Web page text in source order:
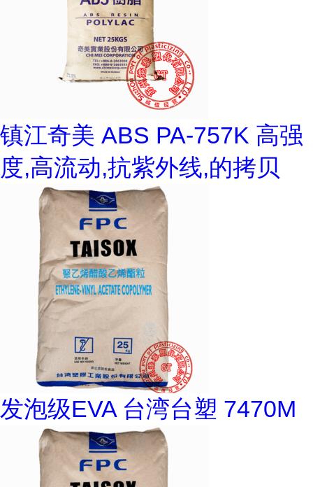
镇江奇美 ABS PA-757K 高强
度,高流动,抗紫外线,的拷贝
发泡级EVA 台湾台塑 7470M